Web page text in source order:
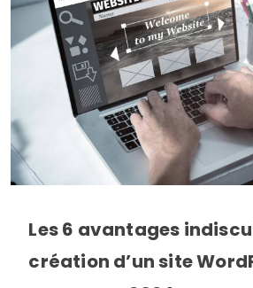
Les 6 avantages
création d’un site